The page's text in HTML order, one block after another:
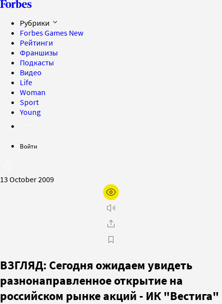
Рубрики
Forbes Games New
Рейтинги
Франшизы
Подкасты
Видео
Life
Woman
Sport
Young
Войти
13 October 2009
ВЗГЛЯД: Сегодня ожидаем увидеть
разнонаправленное открытие на
российском рынке акций - ИК "Вестига"